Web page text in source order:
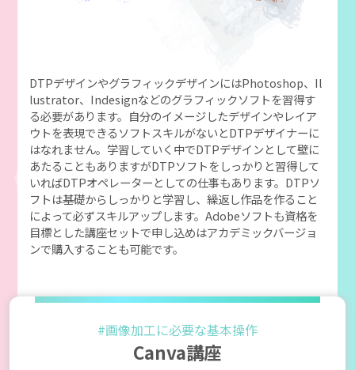
DTPデザインやグラフィックデザインにはPhotoshop、Il
lustrator、Indesignなどのグラフィックソフトを習得す
る必要があります。自分のイメージしたデザインやレイア
ウトを表現できるソフトスキルがないとDTPデザイナーに
はなれません。学習していく中でDTPデザインとして壁に
あたることもありますがDTPソフトをしっかりと習得して
いればDTPオペレーターとしての仕事もあります。DTPソ
フトは基礎からしっかりと学習し、繰返し作品を作ること
によって必ずスキルアップします。Adobeソフトも資格を
目標とした講座セットで申し込めはアカデミックバージョ
ンで購入することも可能です。
#画像加工に必要な基本操作
Canva講座